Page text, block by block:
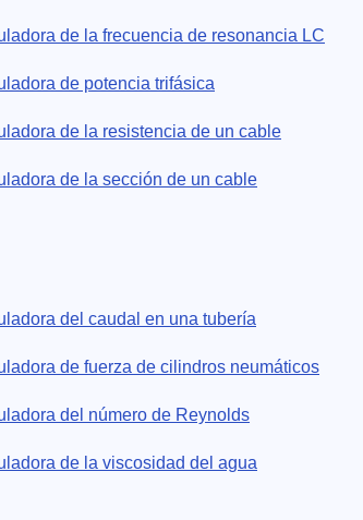
de la frecuencia de resonancia LC
de potencia trifásica
de la resistencia de un cable
de la sección de un cable
del caudal en una tubería
de fuerza de cilindros neumáticos
del número de Reynolds
de la viscosidad del agua